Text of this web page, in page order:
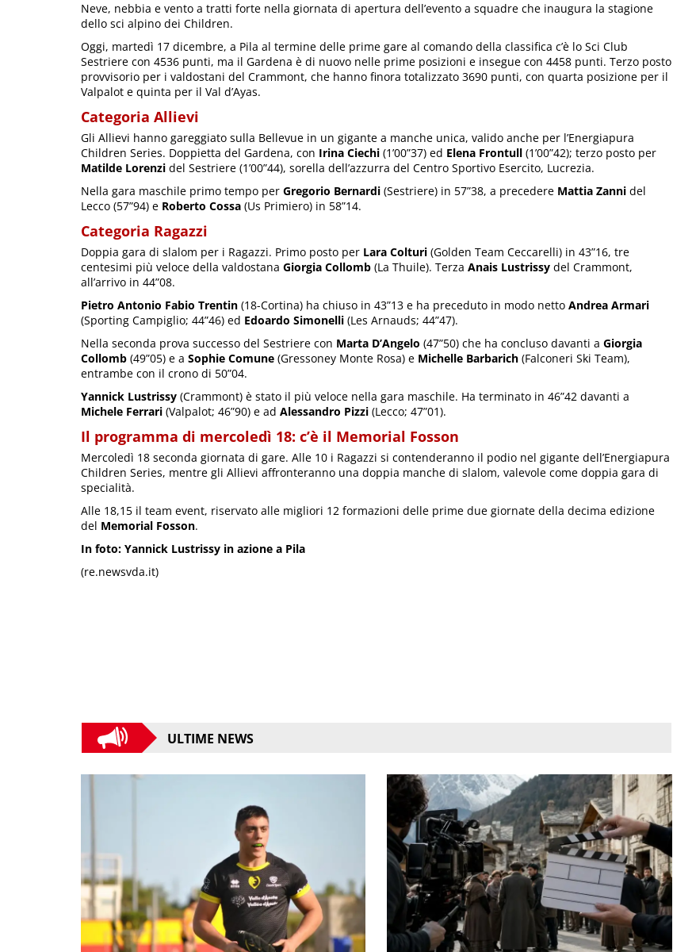
Neve, nebbia e vento a tratti forte nella giornata di apertura dell’evento a squadre che inaugura la stagione
dello sci alpino dei Children.
Oggi, martedì 17 dicembre, a Pila al termine delle prime gare al comando della classifica c’è lo Sci Club
Sestriere con 4536 punti, ma il Gardena è di nuovo nelle prime posizioni e insegue con 4458 punti. Terzo posto
provvisorio per i valdostani del Crammont, che hanno finora totalizzato 3690 punti, con quarta posizione per il
Valpalot e quinta per il Val d’Ayas.
Categoria Allievi
Gli Allievi hanno gareggiato sulla Bellevue in un gigante a manche unica, valido anche per l’Energiapura
Children Series. Doppietta del Gardena, con Irina Ciechi (1’00”37) ed Elena Frontull (1’00”42); terzo posto per
Matilde Lorenzi del Sestriere (1’00”44), sorella dell’azzurra del Centro Sportivo Esercito, Lucrezia.
Nella gara maschile primo tempo per Gregorio Bernardi (Sestriere) in 57”38, a precedere Mattia Zanni del
Lecco (57”94) e Roberto Cossa (Us Primiero) in 58”14.
Categoria Ragazzi
Doppia gara di slalom per i Ragazzi. Primo posto per Lara Colturi (Golden Team Ceccarelli) in 43”16, tre
centesimi più veloce della valdostana Giorgia Collomb (La Thuile). Terza Anais Lustrissy del Crammont,
all’arrivo in 44”08.
Pietro Antonio Fabio Trentin (18-Cortina) ha chiuso in 43”13 e ha preceduto in modo netto Andrea Armari
(Sporting Campiglio; 44”46) ed Edoardo Simonelli (Les Arnauds; 44”47).
Nella seconda prova successo del Sestriere con Marta D’Angelo (47”50) che ha concluso davanti a Giorgia
Collomb (49”05) e a Sophie Comune (Gressoney Monte Rosa) e Michelle Barbarich (Falconeri Ski Team),
entrambe con il crono di 50”04.
Yannick Lustrissy (Crammont) è stato il più veloce nella gara maschile. Ha terminato in 46”42 davanti a
Michele Ferrari (Valpalot; 46”90) e ad Alessandro Pizzi (Lecco; 47”01).
Il programma di mercoledì 18: c’è il Memorial Fosson
Mercoledì 18 seconda giornata di gare. Alle 10 i Ragazzi si contenderanno il podio nel gigante dell’Energiapura
Children Series, mentre gli Allievi affronteranno una doppia manche di slalom, valevole come doppia gara di
specialità.
Alle 18,15 il team event, riservato alle migliori 12 formazioni delle prime due giornate della decima edizione
del Memorial Fosson.
In foto: Yannick Lustrissy in azione a Pila
(re.newsvda.it)
ULTIME NEWS